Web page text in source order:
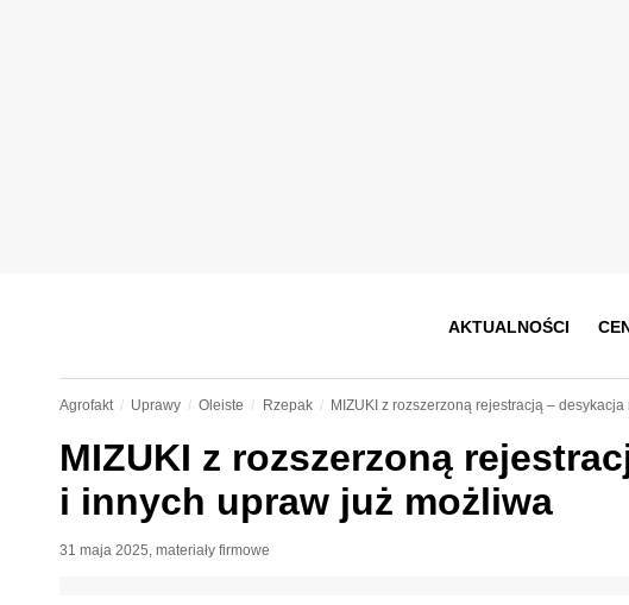
AKTUALNOŚCI
Agrofakt Uprawy Oleiste Rzepak MIZUKI z rozszerzoną rejestracją –
MIZUKI z rozszerzoną
i innych upraw już możliwa
31 maja 2025, materiały firmowe